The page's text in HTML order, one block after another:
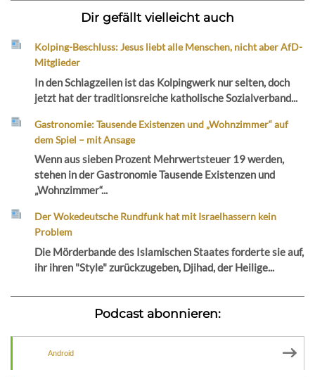
Dir gefällt vielleicht auch
Kolping-Beschluss: Jesus liebt alle Menschen, nicht aber AfD-
Mitglieder
In den Schlagzeilen ist das Kolpingwerk nur selten, doch
jetzt hat der traditionsreiche katholische Sozialverband...
Gastronomie: Tausende Existenzen und „Wohnzimmer“ auf
dem Spiel – mit Ansage
Wenn aus sieben Prozent Mehrwertsteuer 19 werden,
stehen in der Gastronomie Tausende Existenzen und
„Wohnzimmer“...
Der Wokedeutsche Rundfunk hat mit Israelhassern kein
Problem
Die Mörderbande des Islamischen Staates forderte sie auf,
ihr ihren "Style" zurückzugeben, Djihad, der Heilige...
Podcast abonnieren:
Android